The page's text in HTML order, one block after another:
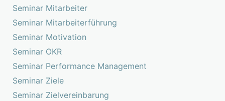
Seminar Mitarbeiter
Seminar Mitarbeiterführung
Seminar Motivation
Seminar OKR
Seminar Performance Management
Seminar Ziele
Seminar Zielvereinbarung